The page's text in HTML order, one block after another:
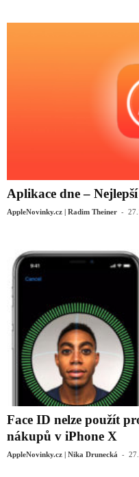
Aplikace dne –
AppleNovinky.cz | Radim Theiner -
Face ID nelze použít
nákupů v iPhone X
AppleNovinky.cz | Nika Drunecká -